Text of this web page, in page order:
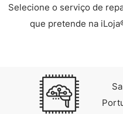
Selecione o serviço de
que pretende na